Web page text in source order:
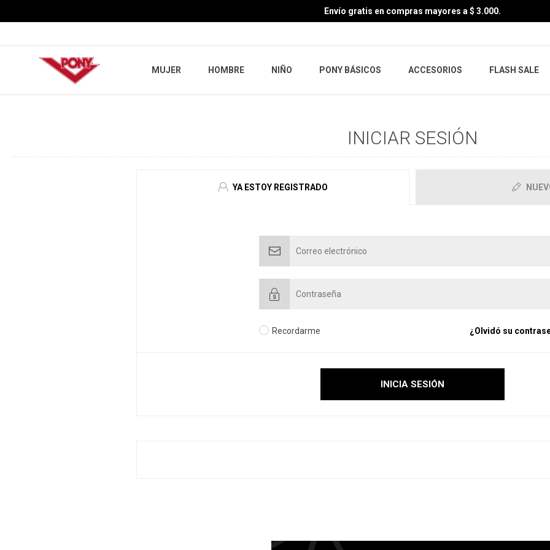
Envío gratis en compras mayores a $ 3.000.
MUJER HOMBRE NIÑO PONY BÁSICOS ACCESORIOS FLASH SALE
INICIAR SESIÓN
YA ESTOY REGISTRADO
Recordarme ¿Olvidó su